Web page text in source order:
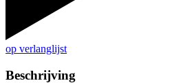
op verlanglijst
Beschrijving